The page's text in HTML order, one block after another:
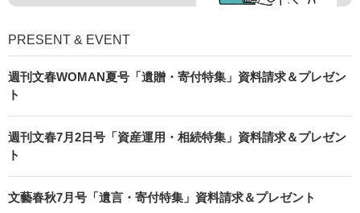
PRESENT & EVENT
週刊文春WOMAN夏号「遺贈・寄付特集」資料請求＆プレゼン
ト
週刊文春7月2日号「資産運用・相続特集」資料請求＆プレゼン
ト
文藝春秋7月号「遺言・寄付特集」資料請求＆プレゼント